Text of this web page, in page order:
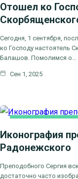
Отошел ко
Сегодня, 1 сентября,
ко Господу настоятель
Балашов. Помолимся о…
Сен 1, 2025
Иконография
Радонежского
Преподобного Сергия
достаточно часто